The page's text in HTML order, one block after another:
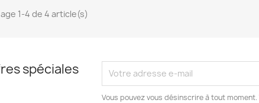
1-4 de 4 article(s)
spéciales
Vous pouvez vous désinscrire à tout